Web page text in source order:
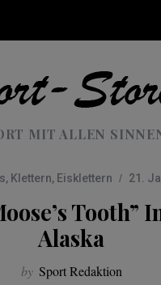
MIT ALLEN
, Klettern, Eisklettern 21.
Tooth”
Alaska
by Sport Redaktion